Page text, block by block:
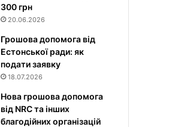
300 грн
20.06.2026
Грошова допомога від
Естонської ради: як
подати заявку
18.07.2026
Нова грошова допомога
від NRC та інших
благодійних організацій